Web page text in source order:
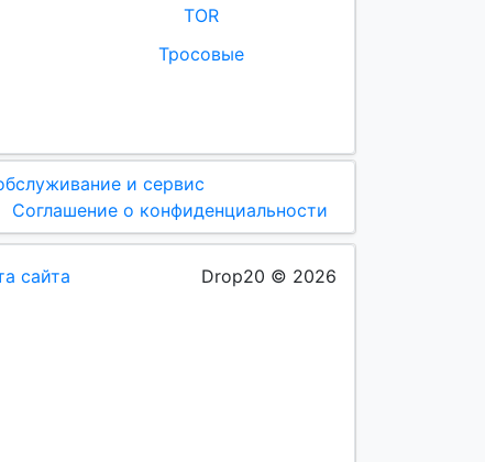
TOR
Тросовые
и сервис
Соглашение о конфиденциальности
сайта Drop20 © 2026